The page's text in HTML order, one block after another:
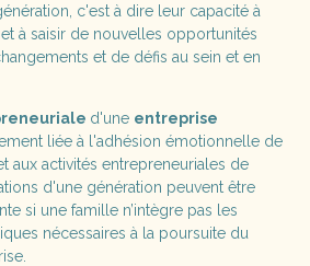
c'est à dire leur capacité à
à saisir de nouvelles opportunités
et de défis au sein et en
d'une entreprise
liée à l'adhésion émotionnelle de
aux activités entrepreneuriales de
d'une génération peuvent être
si une famille n’intègre pas les
nécessaires à la poursuite du